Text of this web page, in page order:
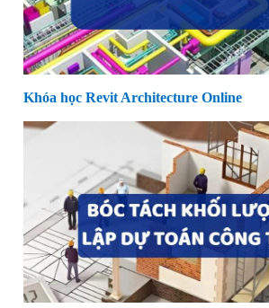
Khóa học Revit Architecture Online